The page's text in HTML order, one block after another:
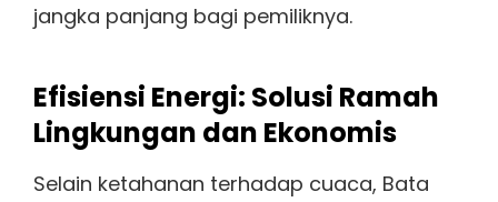
jangka panjang bagi pemiliknya.
Efisiensi Energi: Solusi Ramah
Lingkungan dan Ekonomis
Selain ketahanan terhadap cuaca, Bata